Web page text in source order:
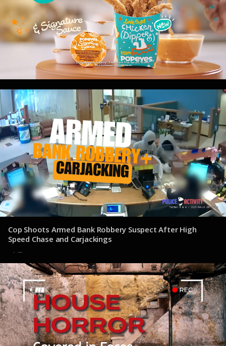
Cop Shoots Armed Bank Robbery Suspect After High
Speed Chase and Carjackings